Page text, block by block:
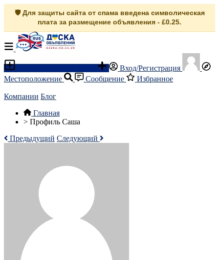
🛡️ Для защиты сайта от спама введена символическая
плата за размещение объявления - £0.25.
Вход/Регистрация
Местоположение
Сообщение Избранное
Компании Блог
Главная
> Профиль Саша
Предыдущий Следующий